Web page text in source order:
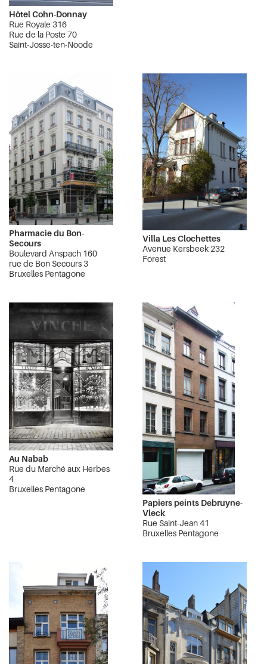
Hôtel Cohn-Donnay
Rue Royale 316
Rue de la Poste 70
Saint-Josse-ten-Noode
Pharmacie du Bon-
Secours
Boulevard Anspach 160
rue de Bon Secours 3
Bruxelles Pentagone
Villa Les Clochettes
Avenue Kersbeek 232
Forest
Au Nabab
Rue du Marché aux Herbes
4
Bruxelles Pentagone
Papiers peints Debruyne-
Vleck
Rue Saint-Jean 41
Bruxelles Pentagone